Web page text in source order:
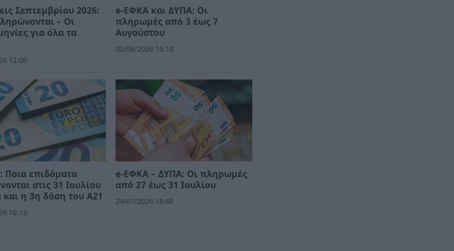
Σεπτεμβρίου 2026:
– Οι
για όλα τα
12:06
e-ΕΦΚΑ και ΔΥΠΑ: Οι
πληρωμές από 3 έως 7
Αυγούστου
02/08/2026 16:10
επιδόματα
στις 31 Ιουλίου
η 3η δόση του Α21
10:13
e-ΕΦΚΑ – ΔΥΠΑ: Οι πληρωμές
από 27 έως 31 Ιουλίου
24/07/2026 18:48